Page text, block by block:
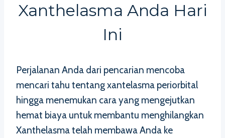
Xanthelasma Anda Hari
Ini
Perjalanan Anda dari pencarian mencoba
mencari tahu tentang xantelasma periorbital
hingga menemukan cara yang mengejutkan
hemat biaya untuk membantu menghilangkan
Xanthelasma telah membawa Anda ke